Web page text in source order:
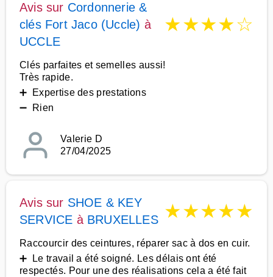
Avis sur Cordonnerie &
clés Fort Jaco (Uccle) à
UCCLE
★★★★☆
Clés parfaites et semelles aussi!
Très rapide.
➕ Expertise des prestations
➖ Rien
Valerie D
27/04/2025
Avis sur SHOE & KEY
SERVICE à BRUXELLES ★★★★★
Raccourcir des ceintures, réparer sac à dos en cuir.
➕ Le travail a été soigné. Les délais ont été
respectés. Pour une des réalisations cela a été fait